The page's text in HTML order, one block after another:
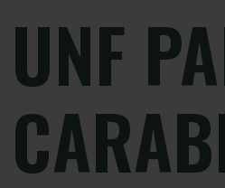
UNF